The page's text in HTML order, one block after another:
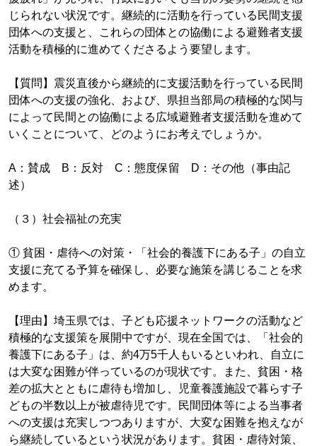
じられない状況です。継続的に活動を行っている民間支援
団体への支援と、これらの団体との協働による避難者支援
活動を積極的に進めてくださるよう要望します。
【質問】震災直後から継続的に支援活動を行っている民間
団体への支援の強化、および、県担当部局の積極的な関与
によって民間との協働による広域避難者支援活動を進めて
いくことについて、どのようにお考えでしょうか。
A：賛成 B：反対 C：態度保留 D：その他（事由記
述）
（３）社会福祉の充実
① 貧困・虐待への対策・「社会的養護下にある子」の自立
支援に充てる予算を確保し、必要な施策を講じることを求
めます。
【理由】埼玉県では、子ども応援ネットワークの活動など
積極的な支援策を展開中ですが、現在全国では、「社会的
養護下にある子」は、約4万5千人もいるといわれ、自立に
は大変な困難が伴っているのが現状です。また、貧困・格
差の拡大とともに虐待も増加し、児童養護施設で暮らす子
どもの半数以上が被虐待児です。民間団体等による当事者
への支援は充実しつつありますが、大変な困難を抱えなが
ら継続しているという状況があります。貧困・虐待対策、